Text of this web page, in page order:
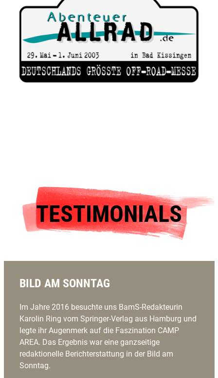
TESTIMONIALS
BILD AM SONNTAG
Im Jahre 2016 besuchte uns BamS-Redakteurin
Karolin Ring vom Springer-Verlag aus Hamburg und
legte ihr Augenmerk auf die Faszination CAMP
AREA. Das Ergebnis war eine ganzseitige
redaktionelle Berichterstattung in der Bild am
Sonntag.